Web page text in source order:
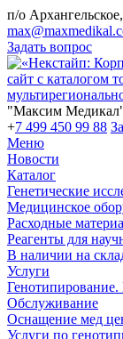
п/о
Задать вопрос
"Максим
+7 499 450 99 88
Меню
Новости
Каталог
Генетические
Медицинское
Расходные
Реагенты для
В наличии на
Услуги
Генотипирование.
Обслуживание
Оснащение мед
Услуги по